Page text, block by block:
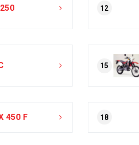
12
15
450 F 18